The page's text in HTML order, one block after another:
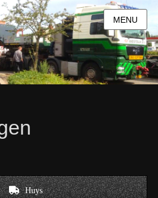
MENU
Huys